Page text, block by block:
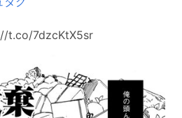
t.co/7dzcKtX5sr